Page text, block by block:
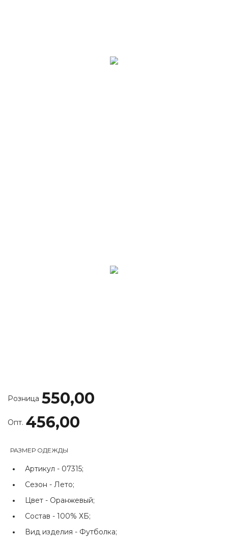
Розница 550,00
Опт. 456,00
РАЗМЕР ОДЕЖДЫ
Артикул - 07315;
Сезон - Лето;
Цвет - Оранжевый;
Состав - 100% ХБ;
Вид изделия - Футболка;